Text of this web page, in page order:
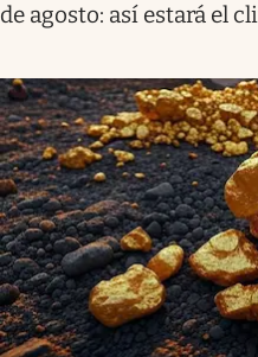
de agosto: así estará el